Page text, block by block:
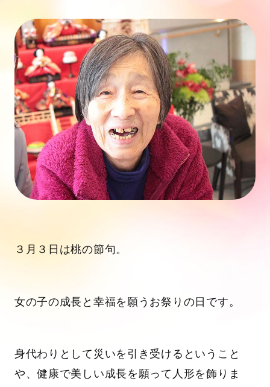
３月３日は桃の節句。
女の子の成長と幸福を願うお祭りの日です。
身代わりとして災いを引き受けるということ
や、健康で美しい成長を願って人形を飾りま